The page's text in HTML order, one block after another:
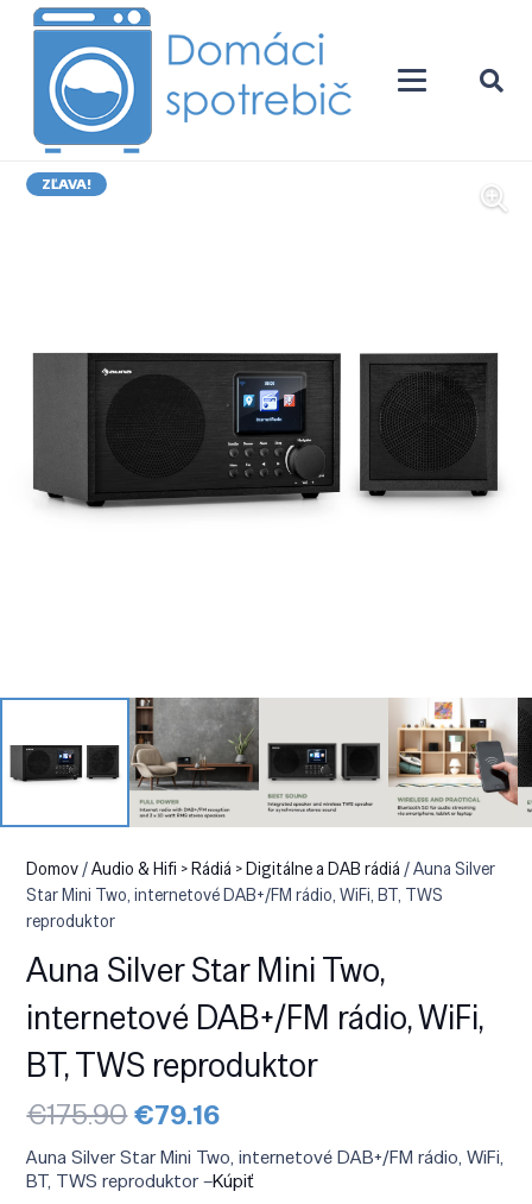
ZĽAVA!
Domov/Audio & Hifi > Rádiá > Digitálne a DAB rádiá / Auna Silver
Star Mini Two, internetové DAB+/FM rádio, WiFi, BT, TWS
reproduktor
Auna Silver Star Mini Two,
internetové DAB+/FM rádio, WiFi,
BT, TWS reproduktor
€175.90Pôvodná
cena
bola:
€175.90.
€79.16Aktuálna
je:
€79.16.
Auna Silver Star Mini Two, internetové DAB+/FM rádio, WiFi,
BT, TWS reproduktor –Kúpiť